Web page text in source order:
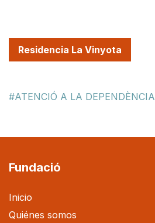
Residencia La Vinyota
ATENCIÓ A LA DEPENDÈNCIA
Fundació
Inicio
Quiénes somos